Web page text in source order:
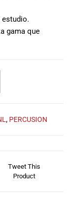
estudio.
gama que
, PERCUSION
Tweet This
Product